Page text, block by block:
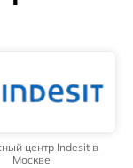
центр Indesit в
Москве